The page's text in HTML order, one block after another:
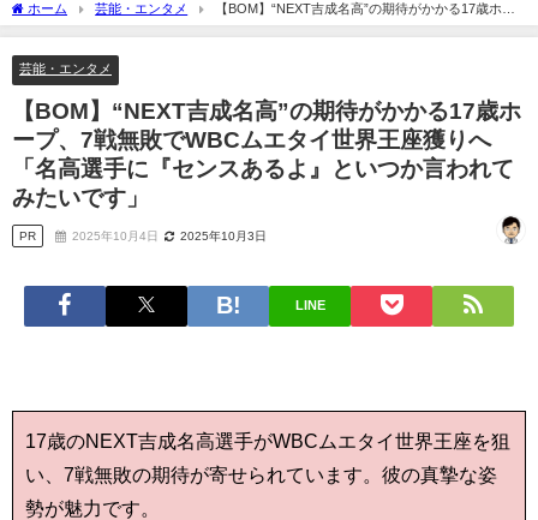
ホーム 芸能・エンタメ
【BOM】“NEXT吉成名高”の期待がかかる17歳ホー
プ、7戦無敗でWBCムエタイ世界王座獲りへ「名高選手に『センスあるよ』といつか言
芸能・エンタメ
【BOM】“NEXT吉成名高”の期待がかかる17歳ホ
ープ、7戦無敗でWBCムエタイ世界王座獲りへ
「名高選手に『センスあるよ』といつか言われて
みたいです」
PR 2025年10月4日 2025年10月3日
LINE
17歳のNEXT吉成名高選手がWBCムエタイ世界王座を狙
い、7戦無敗の期待が寄せられています。彼の真摯な姿
勢が魅力です。